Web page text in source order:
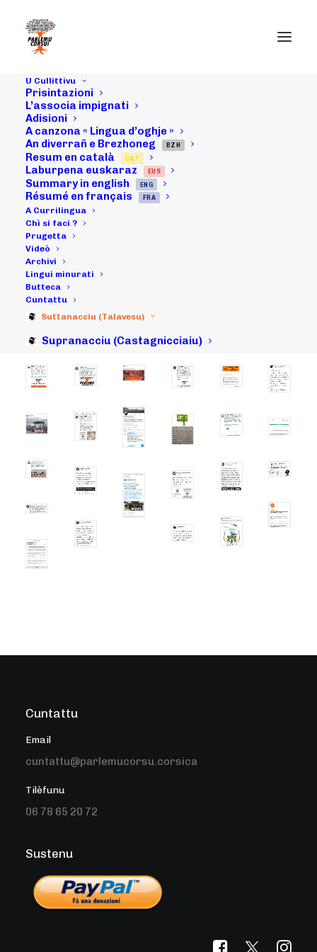
U Cullittivu
Prisintazioni
L’associa impignati
Adisioni
A canzona « Lingua d’oghje »
An diverrañ e Brezhoneg
BZH
Resum en català CAT
Laburpena euskaraz EUS
Summary in english ENG
Résumé en français FRA
A Currilingua
Chì si faci ?
Prugetta
Videò
Archivi
Lingui minurati
Butteca
Cuntattu
Suttanacciu (Talavesu)
Supranacciu (Castagnicciaiu)
U sustenu di i
pulìtichi
Dinò unu insembu beddu variu di
Cuntattu
Email
cuntattu@parlemucorsu.corsica
Tilèfunu
06 78 65 20 72
Sustenu